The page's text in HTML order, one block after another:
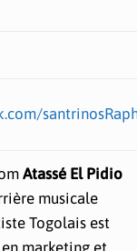
Atassé El Pidio
musicale
Togolais est
marketing et